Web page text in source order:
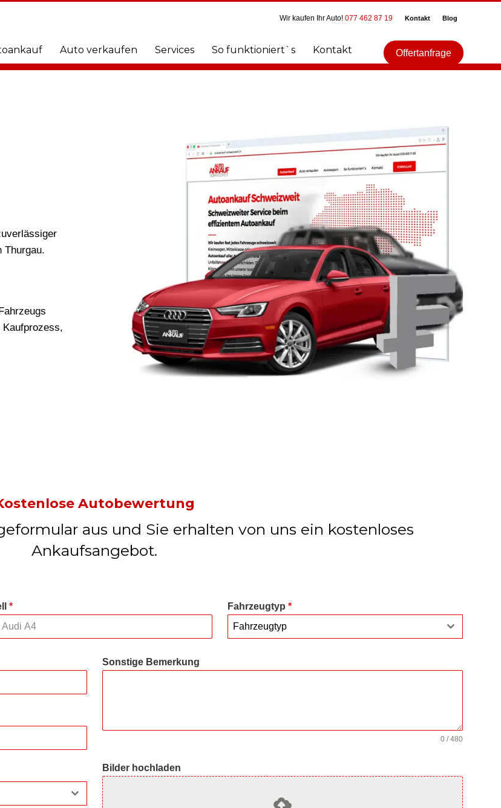
Wir kaufen Ihr Auto! 077 462 87 19 Kontakt Blog
Auto verkaufen Services So funktioniert`s Kontakt Offertanfrage
Thurgau.
Autobewertung
aus und Sie erhalten von uns ein kostenloses
Ankaufsangebot.
* Fahrzeugtyp *
Fahrzeugtyp
Sonstige Bemerkung
0 / 480
Bilder hochladen